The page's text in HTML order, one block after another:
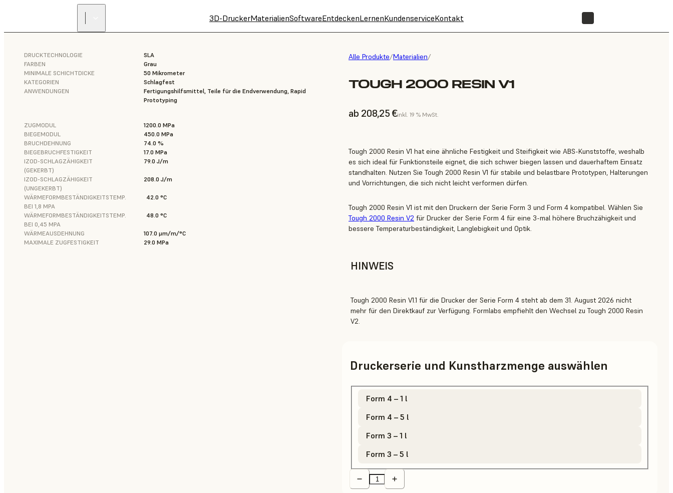
3D-DruckerMaterialienSoftwareEntdeckenLernenKundenserviceKontakt
Alle Produkte/Materialien/
TOUGH 2000 RESIN V1
ab 208,25 €inkl. 19 % MwSt.
DRUCKTECHNOLOGIE
SLA
FARBEN
Grau
MINIMALE SCHICHTDICKE
50 Mikrometer
KATEGORIEN
Schlagfest
ANWENDUNGEN
Fertigungshilfsmittel, Teile für die Endverwendung, Rapid
Prototyping
ZUGMODUL
1200.0 MPa
BIEGEMODUL
450.0 MPa
BRUCHDEHNUNG
74.0 %
BIEGEBRUCHFESTIGKEIT
17.0 MPa
IZOD-SCHLAGZÄHIGKEIT
(GEKERBT)
79.0 J/m
IZOD-SCHLAGZÄHIGKEIT
(UNGEKERBT)
208.0 J/m
WÄRMEFORMBESTÄNDIGKEITSTEMP.
BEI 1,8 MPA
42.0 °C
WÄRMEFORMBESTÄNDIGKEITSTEMP.
BEI 0,45 MPA
48.0 °C
WÄRMEAUSDEHNUNG
107.0 μm/m/°C
MAXIMALE ZUGFESTIGKEIT
29.0 MPa
Tough 2000 Resin V1 hat eine ähnliche Festigkeit und Steifigkeit wie ABS-Kunststoffe, weshalb
es sich ideal für Funktionsteile eignet, die sich schwer biegen lassen und dauerhaftem Einsatz
standhalten. Nutzen Sie Tough 2000 Resin V1 für stabile und belastbare Prototypen, Halterungen
und Vorrichtungen, die sich nicht leicht verformen dürfen.
Tough 2000 Resin V1 ist mit den Druckern der Serie Form 3 und Form 4 kompatibel. Wählen Sie
Tough 2000 Resin V2 für Drucker der Serie Form 4 für eine 3-mal höhere Bruchzähigkeit und
bessere Temperaturbeständigkeit, Langlebigkeit und Optik.
HINWEIS
Tough 2000 Resin V1.1 für die Drucker der Serie Form 4 steht ab dem 31. August 2026 nicht
mehr für den Direktkauf zur Verfügung. Formlabs empfiehlt den Wechsel zu Tough 2000 Resin
V2.
Druckerserie und Kunstharzmenge auswählen
Form 4 – 1 l
Form 4 – 5 l
Form 3 – 1 l
Form 3 – 5 l